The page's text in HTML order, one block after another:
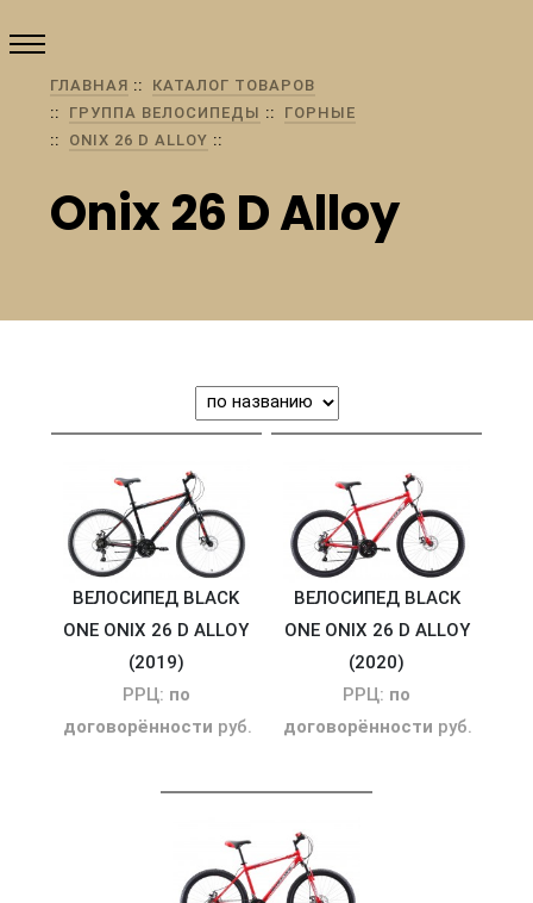
ГЛАВНАЯ
КАТАЛОГ ТОВАРОВ
ГРУППА ВЕЛОСИПЕДЫ
ГОРНЫЕ
ONIX 26 D ALLOY
Onix 26 D Alloy
ВЕЛОСИПЕД BLACK
ONE ONIX 26 D ALLOY
(2019)
РРЦ: по
договорённости руб.
ВЕЛОСИПЕД BLACK
ONE ONIX 26 D ALLOY
(2020)
РРЦ: по
договорённости руб.